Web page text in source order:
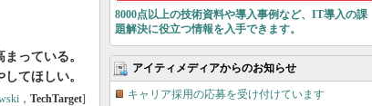
っている。
てほしい。
， TechTarget]
8000点以上の技術資料や導入事例など、IT導入の課
題解決に役立つ情報を入手できます。
アイティメディアからのお知らせ
キャリア採用の応募を受け付けています